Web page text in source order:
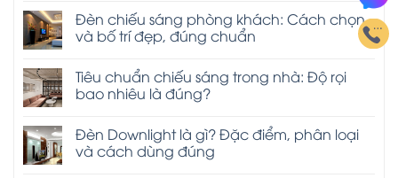
Đèn chiếu sáng phòng khách: Cách chọn
và bố trí đẹp, đúng chuẩn
Tiêu chuẩn chiếu sáng trong nhà: Độ rọi
bao nhiêu là đúng?
Đèn Downlight là gì? Đặc điểm, phân loại
và cách dùng đúng